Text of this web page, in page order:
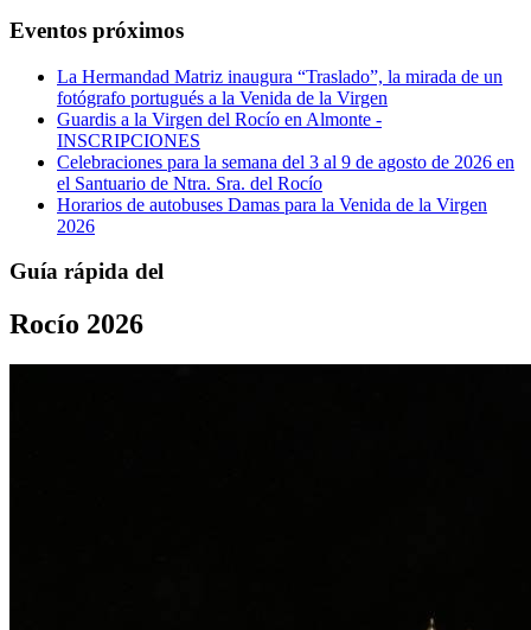
Eventos próximos
La Hermandad Matriz inaugura “Traslado”, la mirada de un
fotógrafo portugués a la Venida de la Virgen
Guardis a la Virgen del Rocío en Almonte -
INSCRIPCIONES
Celebraciones para la semana del 3 al 9 de agosto de 2026 en
el Santuario de Ntra. Sra. del Rocío
Horarios de autobuses Damas para la Venida de la Virgen
2026
Guía rápida del
Rocío 2026